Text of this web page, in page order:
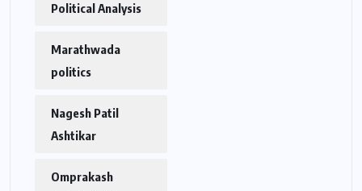
Political Analysis
Marathwada
politics
Nagesh Patil
Ashtikar
Omprakash